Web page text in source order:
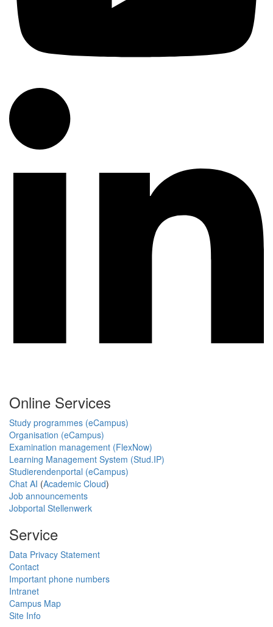
Online Services
Study programmes (eCampus)
Organisation (eCampus)
Examination management (FlexNow)
Learning Management System (Stud.IP)
Studierendenportal (eCampus)
Chat AI (Academic Cloud)
Job announcements
Jobportal Stellenwerk
Service
Data Privacy Statement
Contact
Important phone numbers
Intranet
Campus Map
Site Info